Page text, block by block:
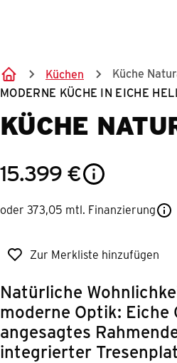
Küchen
Küche
MODERNE KÜCHE IN EICHE
KÜCHE
15.399 €
oder 373,05 mtl. Finanzierung
Zur Merkliste hinzufügen
Natürliche
moderne Optik: Eiche
angesagtes
integrierter